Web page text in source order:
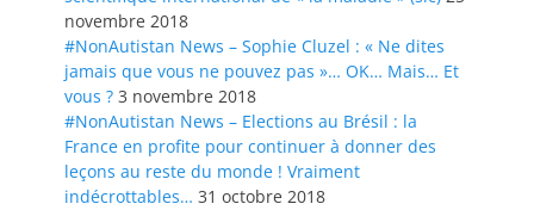
novembre 2018
#NonAutistan News – Sophie Cluzel : « Ne dites
jamais que vous ne pouvez pas »… OK… Mais… Et
vous ? 3 novembre 2018
#NonAutistan News – Elections au Brésil : la
France en profite pour continuer à donner des
leçons au reste du monde ! Vraiment
indécrottables… 31 octobre 2018